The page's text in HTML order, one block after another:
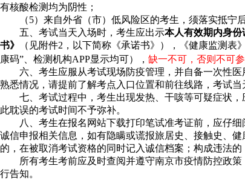
有核酸检测均为阴性；
（5）来自外省（市）低风险区的考生，须落实抵
五、考试当天入场时，考生应出示本人有效期内身份
书》
（见附件2，以下简称《承诺书》），《健康监测表》
康码”、检测机构APP显示均可）， 缺一不可，否则不可参
六、考生应服从考试现场防疫管理，并自备一次性
熟悉情况，请提前了解考点入口位置和前往线路，考试
七、考试过程中，考生出现发热、干咳等可疑症状
此耽误的考试时间不予弥补。
八、考生在报名网站下载打印笔试准考证前，应仔
诚信申报相关信息，如有隐瞒或谎报旅居史、接触史、
的，在被取消考试资格的同时记入诚信档案；构成违法的
所有考生考前应及时查阅并遵守南京市疫情防控政
行告知。